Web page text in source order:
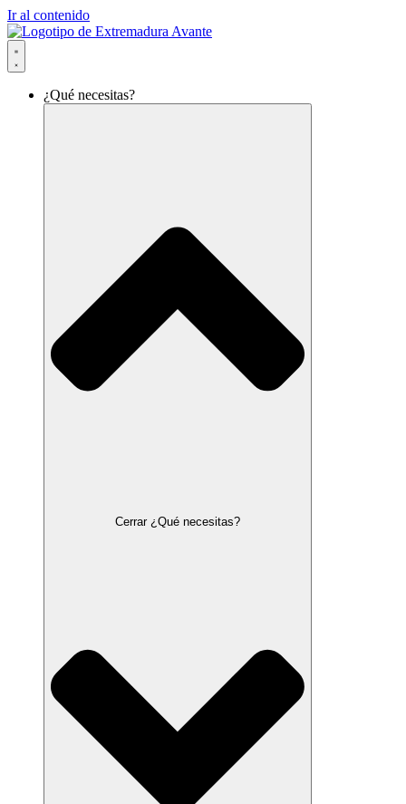
Ir al contenido
¿Qué necesitas?
Cerrar ¿Qué necesitas?